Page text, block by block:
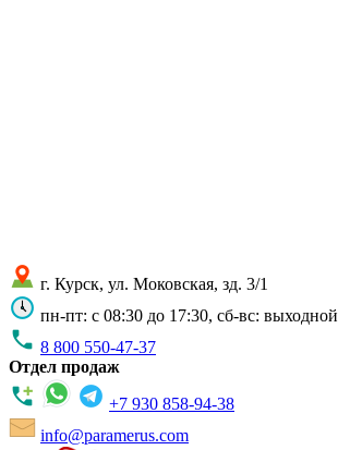
г. Курск, ул. Моковская, зд. 3/1
пн-пт: с 08:30 до 17:30, сб-вс: выходной
8 800 550-47-37
Отдел продаж
+7 930 858-94-38
info@paramerus.com